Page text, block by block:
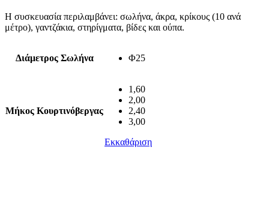
Η συσκευασία περιλαμβάνει: σωλήνα, άκρα, κρίκους (10 ανά
μέτρο), γαντζάκια, στηρίγματα, βίδες και ούπα.
Διάμετρος Σωλήνα Φ25
Μήκος Κουρτινόβεργας
1,60
2,00
2,40
3,00
Εκκαθάριση